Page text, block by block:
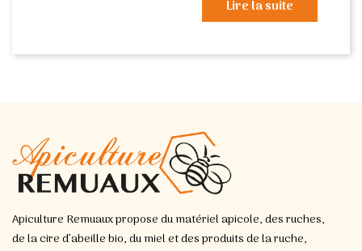
Lire la suite
Apiculture Remuaux propose du matériel apicole, des ruches,
de la cire d’abeille bio, du miel et des produits de la ruche,